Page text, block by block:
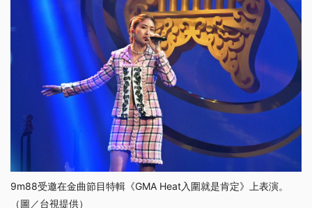
9m88受邀在金曲節目特輯《GMA Heat入圍就是肯定》上表演。
（圖／台視提供）